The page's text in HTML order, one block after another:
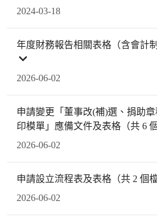
2024-03-18
年度財務報告相關表格（含會計
2026-06-02
申請變更「董事改(補)選、捐助
印模單」應備文件及表格（共 6 個
2026-06-02
申請設立流程表及表格（共 2 個檔
2026-06-02